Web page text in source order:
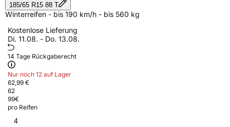
185/65 R15 88 T
Winterreifen - bis 190 km/h - bis 560 kg
Kostenlose Lieferung
Di. 11.08. - Do. 13.08.
14 Tage Rückgaberecht
Nur noch 12 auf Lager
62,99 €
62
99€
pro Reifen
4